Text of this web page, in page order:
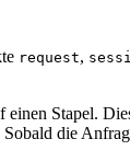
request,
Stapel.
die